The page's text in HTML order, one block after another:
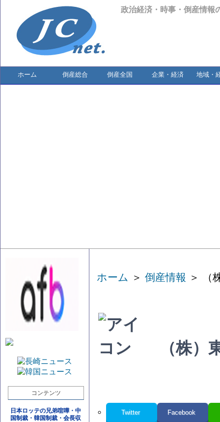
政治経済・時事・倒産情報
ホーム 倒産総合 倒産全国 企業・経済 地域・
コンテンツ
日本ロッテの兄弟喧嘩・中
国制裁・韓国制裁・会長収
ホーム ＞ 倒産情報 ＞ （
（株）
Twitter Facebook